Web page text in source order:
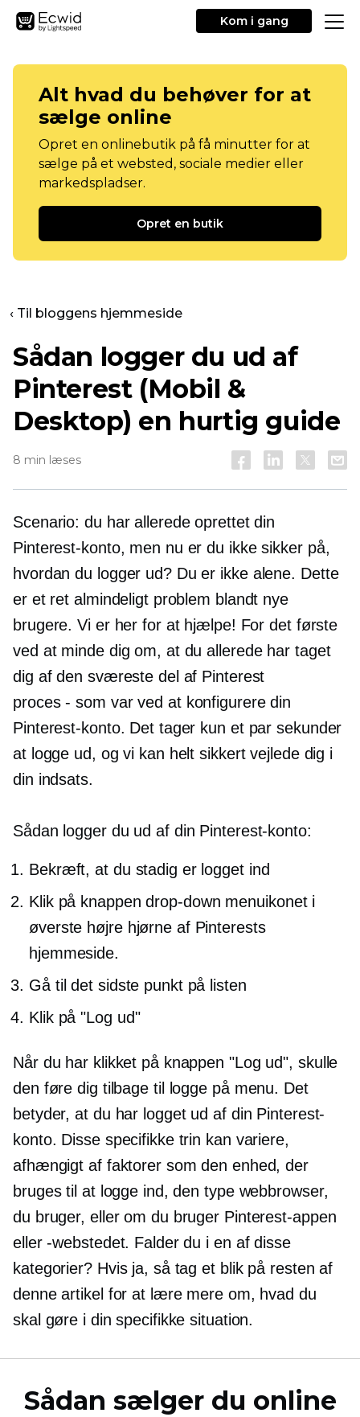
Kom i gang
Alt hvad du behøver for at
sælge online
Opret en onlinebutik på få minutter for at
sælge på et websted, sociale medier eller
markedspladser.
Opret en butik
‹ Til bloggens hjemmeside
Sådan logger du ud af
Pinterest (Mobil &
Desktop) en hurtig guide
8 min læses
Scenario: du har allerede oprettet din
Pinterest-konto, men nu er du ikke sikker på,
hvordan du logger ud? Du er ikke alene. Dette
er et ret almindeligt problem blandt nye
brugere. Vi er her for at hjælpe! For det første
ved at minde dig om, at du allerede har taget
dig af den sværeste del af Pinterest
proces - som var ved at konfigurere din
Pinterest-konto. Det tager kun et par sekunder
at logge ud, og vi kan helt sikkert vejlede dig i
din indsats.
Sådan logger du ud af din Pinterest-konto:
Bekræft, at du stadig er logget ind
Klik på knappendrop-down menuikonet i
øverste højre hjørne af Pinterests
hjemmeside.
Gå til det sidste punkt på listen
Klik på "Log ud"
Når du har klikket på knappen "Log ud", skulle
den føre dig tilbage til logge påmenu. Det
betyder, at du har logget ud af din Pinterest-
konto. Disse specifikke trin kan variere,
afhængigt af faktorer som den enhed, der
bruges til at logge ind, den type webbrowser,
du bruger, eller om du bruger Pinterest-appen
eller -webstedet. Falder du i en af ​​disse
kategorier? Hvis ja, så tag et blik på resten af ​​
denne artikel for at lære mere om, hvad du
skal gøre i din specifikke situation.
Sådan sælger du online